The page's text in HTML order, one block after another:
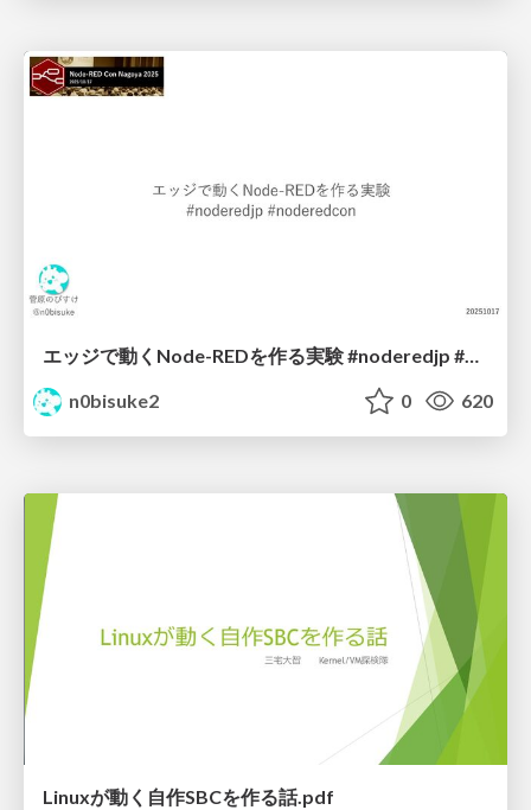
エッジで動くNode-REDを作る実験 #noderedjp #noderedcon
n0bisuke2
0 620
Linuxが動く自作SBCを作る話.pdf